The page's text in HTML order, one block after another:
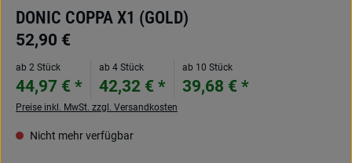
DONIC COPPA X1 (GOLD)
52,90 €
ab 2 Stück
44,97 € *
ab 4 Stück
42,32 € *
ab 10 Stück
39,68 € *
Preise inkl. MwSt. zzgl. Versandkosten
Nicht mehr verfügbar